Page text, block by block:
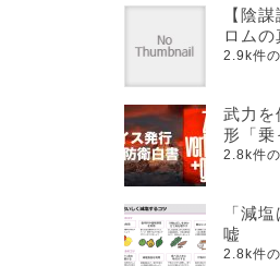
【陰
ロムの
2.9k件
武力を
形「乗
2.8k件
「減
嘘
2.8k件